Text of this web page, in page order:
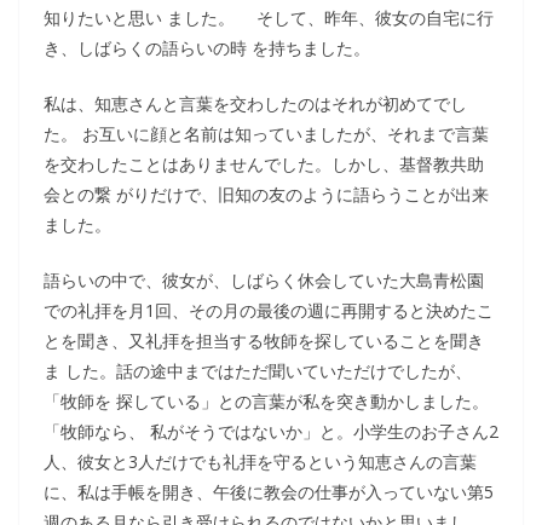
知りたいと思い ました。 そして、昨年、彼女の自宅に行
き、しばらくの語らいの時 を持ちました。
私は、知恵さんと言葉を交わしたのはそれが初めてでし
た。 お互いに顔と名前は知っていましたが、それまで言葉
を交わしたことはありませんでした。しかし、基督教共助
会との繋 がりだけで、旧知の友のように語らうことが出来
ました。
語らいの中で、彼女が、しばらく休会していた大島青松園
での礼拝を月1回、その月の最後の週に再開すると決めたこ
とを聞き、又礼拝を担当する牧師を探していることを聞き
ま した。話の途中まではただ聞いていただけでしたが、
「牧師を 探している」との言葉が私を突き動かしました。
「牧師なら、 私がそうではないか」と。小学生のお子さん2
人、彼女と3人だけでも礼拝を守るという知恵さんの言葉
に、私は手帳を開き、午後に教会の仕事が入っていない第5